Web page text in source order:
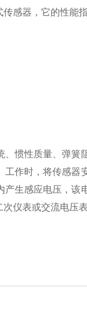
感器，它的性能指
惯性质量、弹簧
作时，将传感器
生感应电压，该
仪表或交流电压表